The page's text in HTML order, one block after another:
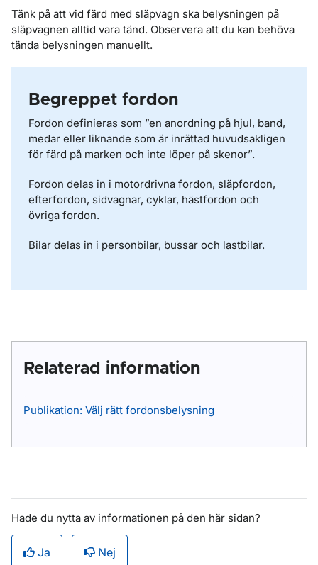
Tänk på att vid färd med släpvagn ska belysningen på
släpvagnen alltid vara tänd. Observera att du kan behöva
tända belysningen manuellt.
Begreppet fordon
Fordon definieras som ”en anordning på hjul, band,
medar eller liknande som är inrättad huvudsakligen
för färd på marken och inte löper på skenor”.
Fordon delas in i motordrivna fordon, släpfordon,
efterfordon, sidvagnar, cyklar, hästfordon och
övriga fordon.
Bilar delas in i personbilar, bussar och lastbilar.
Relaterad information
Publikation: Välj rätt fordonsbelysning
Hade du nytta av informationen på den här sidan?
Ja Nej